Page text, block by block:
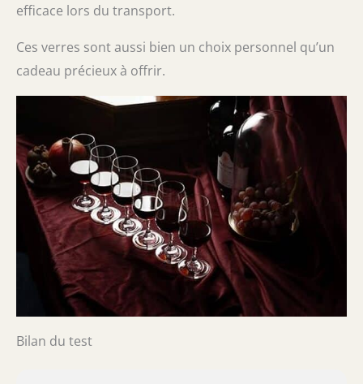
efficace lors du transport.
Ces verres sont aussi bien un choix personnel qu’un
cadeau précieux à offrir.
Bilan du test